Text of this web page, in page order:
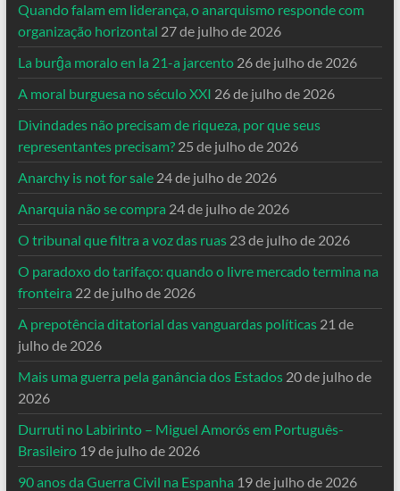
Quando falam em liderança, o anarquismo responde com
organização horizontal 27 de julho de 2026
La burĝa moralo en la 21-a jarcento 26 de julho de 2026
A moral burguesa no século XXI 26 de julho de 2026
Divindades não precisam de riqueza, por que seus
representantes precisam? 25 de julho de 2026
Anarchy is not for sale 24 de julho de 2026
Anarquia não se compra 24 de julho de 2026
O tribunal que filtra a voz das ruas 23 de julho de 2026
O paradoxo do tarifaço: quando o livre mercado termina na
fronteira 22 de julho de 2026
A prepotência ditatorial das vanguardas políticas 21 de
julho de 2026
Mais uma guerra pela ganância dos Estados 20 de julho de
2026
Durruti no Labirinto – Miguel Amorós em Português-
Brasileiro 19 de julho de 2026
90 anos da Guerra Civil na Espanha 19 de julho de 2026